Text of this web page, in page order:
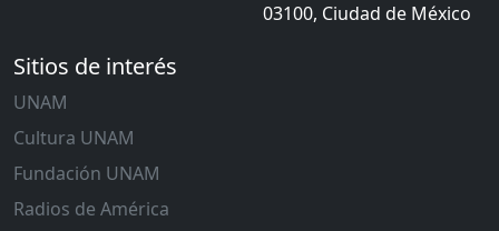
03100, Ciudad de México
Sitios de interés
UNAM
Cultura UNAM
Fundación UNAM
Radios de América